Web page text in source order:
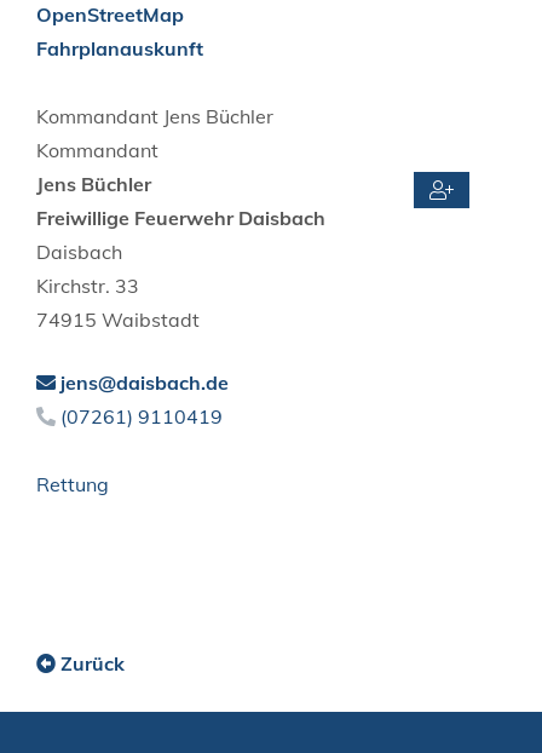
OpenStreetMap
Fahrplanauskunft
Kommandant Jens Büchler
Kommandant
Jens Büchler
Freiwillige Feuerwehr Daisbach
Daisbach
Kirchstr. 33
74915 Waibstadt
jens@daisbach.de
(07261) 911 0419
Rettung
Zurück